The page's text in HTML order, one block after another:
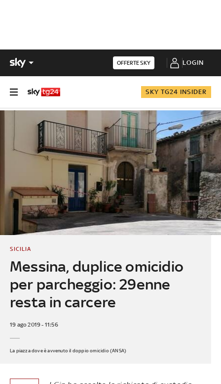
OFFERTE SKY LOGIN
SKY TG24 INSIDER
Messina, duplice omicidio
per parcheggio: 29enne
resta in carcere
SICILIA
19 ago 2019 - 11:56
La piazza dove è avvenuto il doppio omicidio (ANSA)